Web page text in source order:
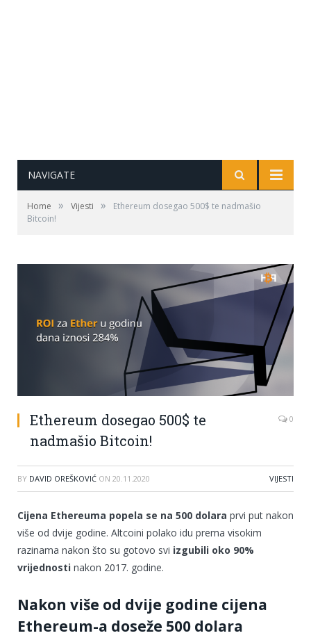
NAVIGATE
Home » Vijesti »
Ethereum dosegao 500$ te nadmašio
Bitcoin!
Ethereum dosegao 500$ te
nadmašio Bitcoin!
0
BY DAVID OREŠKOVIĆ ON 20.11.2020 VIJESTI
Cijena Ethereuma popela se na 500 dolara prvi put nakon
više od dvije godine. Altcoini polako idu prema visokim
razinama nakon što su gotovo svi izgubili oko 90%
vrijednosti nakon 2017. godine.
Nakon više od dvije godine cijena
Ethereum-a doseže 500 dolara